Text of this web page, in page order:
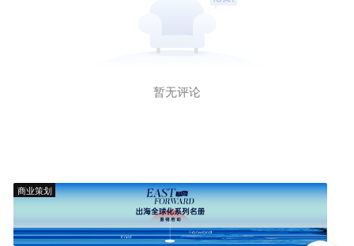
暂无评论
商业策划